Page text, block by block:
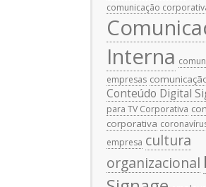
comunicação
Interna
empresas
Conteúdo Digital
para TV Corporativa
corporativa
empresa cultura
organizacional